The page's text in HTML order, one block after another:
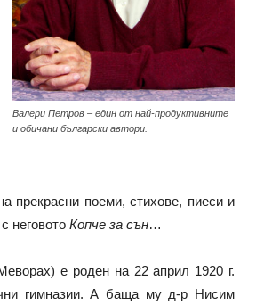
Валери Петров – един от най-продуктивните
и обичани български автори.
поеми, стихове, пиеси и
неговото Копче за сън…
е роден на 22 април 1920 г.
гимназии. А баща му д-р Нисим